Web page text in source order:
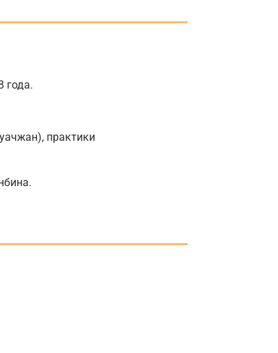
года.
практики